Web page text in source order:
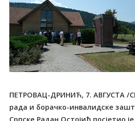
ПЕТРОВАЦ-ДРИНИЋ, 7. АВГУСТА /
рада и борачко-инвалидске